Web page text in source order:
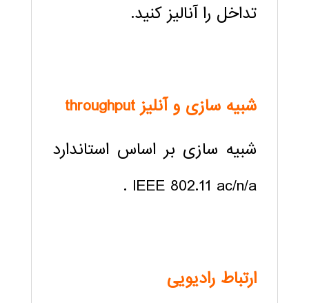
تداخل را آنالیز کنید.
شبیه سازی و آنلیز throughput
شبیه سازی بر اساس استاندارد
IEEE 802.11 ac/n/a .
ارتباط رادیویی